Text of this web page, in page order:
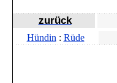
zurück
Hündin : Rüde